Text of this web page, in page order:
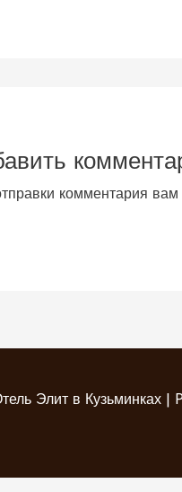
комментария
Элит в Кузьминках |